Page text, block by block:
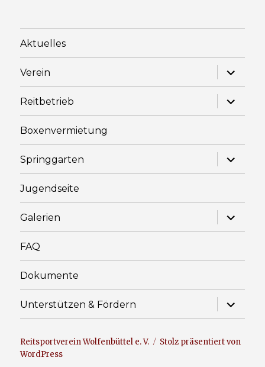
Aktuelles
Verein
Reitbetrieb
Boxenvermietung
Springgarten
Jugendseite
Galerien
FAQ
Dokumente
Unterstützen & Fördern
Reitsportverein Wolfenbüttel e. V.
Stolz präsentiert von
WordPress